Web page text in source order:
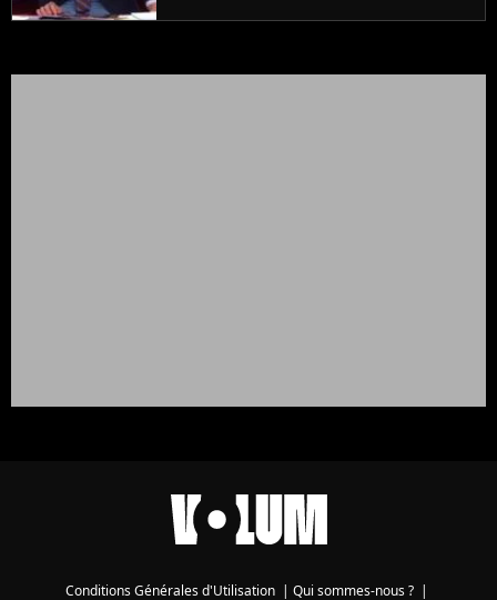
Conditions Générales d'Utilisation | Qui sommes-nous ? |